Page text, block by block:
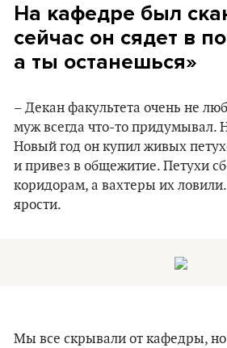
На кафедре был
сейчас он сядет в
а ты останешься»
– Декан факультета очень не
муж всегда что-то придумывал.
Новый год он купил живых
и привез в общежитие. Петухи
коридорам, а вахтеры их
ярости.
Мы все скрывали от кафедры, но